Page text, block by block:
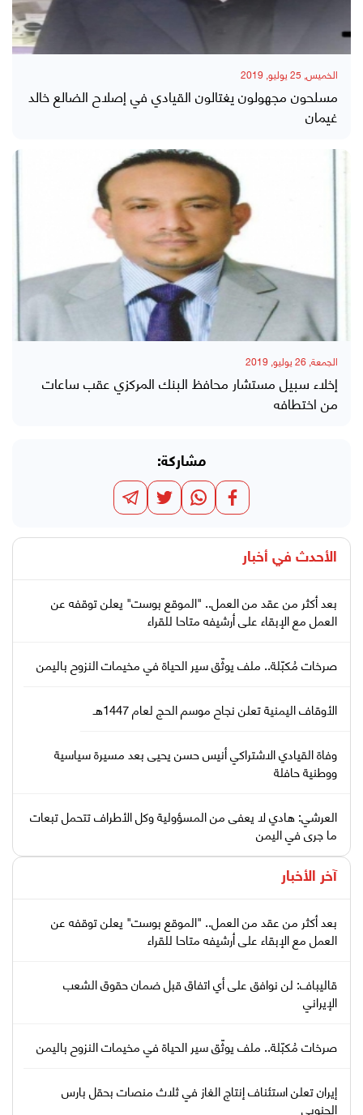
الخميس, 25 يوليو, 2019
مسلحون مجهولون يغتالون القيادي في إصلاح الضالع خالد
غيمان
الجمعة, 26 يوليو, 2019
إخلاء سبيل مستشار محافظ البنك المركزي عقب ساعات
من اختطافه
مشاركة:
الأحدث في أخبار
بعد أكثر من عقد من العمل.. "الموقع بوست" يعلن توقفه عن
العمل مع الإبقاء على أرشيفه متاحا للقراء
صرخات مُكبّلة.. ملف يوثّق سير الحياة في مخيمات النزوح باليمن
الأوقاف اليمنية تعلن نجاح موسم الحج لعام 1447هـ
وفاة القيادي الاشتراكي أنيس حسن يحيى بعد مسيرة سياسية
ووطنية حافلة
العرشي: هادي لا يعفى من المسؤولية وكل الأطراف تتحمل تبعات
ما جرى في اليمن
آخر الأخبار
بعد أكثر من عقد من العمل.. "الموقع بوست" يعلن توقفه عن
العمل مع الإبقاء على أرشيفه متاحا للقراء
قاليباف: لن نوافق على أي اتفاق قبل ضمان حقوق الشعب
الإيراني
صرخات مُكبّلة.. ملف يوثّق سير الحياة في مخيمات النزوح باليمن
إيران تعلن استئناف إنتاج الغاز في ثلاث منصات بحقل بارس
الجنوبي